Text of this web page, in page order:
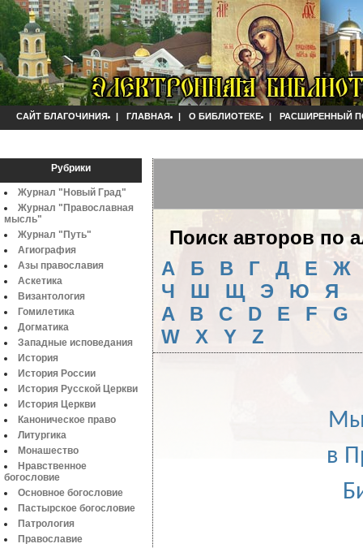
САЙТ БЛАГОЧИНИЯ | ГЛАВНАЯ | О БИБЛИОТЕКЕ | РАСШИРЕННЫЙ
Рубрики
Журнал "Новый Град"
Журнал "Православная
мысль"
Журнал "Путь"
Агиография
Азы православия
Аскетика
Византология
Гомилетика
Догматика
Западные исповедания
История
История России
История Русской Церкви
История Церкви
Каноническое право
Литургика
Монашество
Нравственное
богословие
Основное богословие
Пастырское богословие
Патрология
Православие
Поиск авторов по
А
Б B Г Д Е
Ж
Ч
Ш Щ Э Ю
Я
A
B C D E F
G
W
X Y Z
Мы
в